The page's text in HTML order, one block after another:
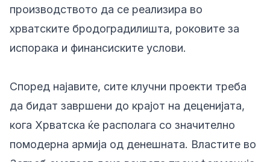
производството да се реализира во
хрватските бродоградилишта, роковите за
испорака и финансиските услови.
Според најавите, сите клучни проекти треба
да бидат завршени до крајот на деценијата,
кога Хрватска ќе располага со значително
помодерна армија од денешната. Властите во